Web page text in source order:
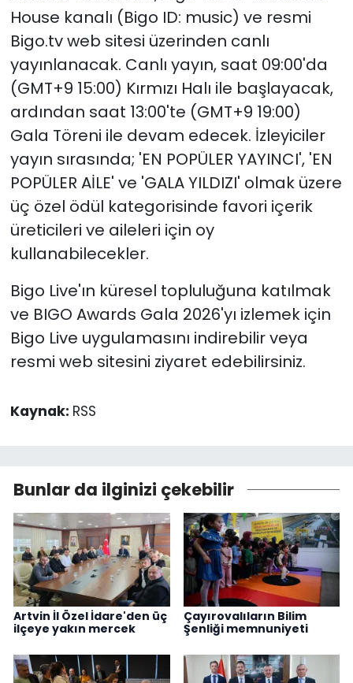
House kanalı (Bigo ID: music) ve resmi
Bigo.tv web sitesi üzerinden canlı
yayınlanacak. Canlı yayın, saat 09:00'da
(GMT+9 15:00) Kırmızı Halı ile başlayacak,
ardından saat 13:00'te (GMT+9 19:00)
Gala Töreni ile devam edecek. İzleyiciler
yayın sırasında; 'EN POPÜLER YAYINCI', 'EN
POPÜLER AİLE' ve 'GALA YILDIZI' olmak üzere
üç özel ödül kategorisinde favori içerik
üreticileri ve aileleri için oy
kullanabilecekler.
Bigo Live'ın küresel topluluğuna katılmak
ve BIGO Awards Gala 2026'yı izlemek için
Bigo Live uygulamasını indirebilir veya
resmi web sitesini ziyaret edebilirsiniz.
Kaynak: RSS
Bunlar da ilginizi çekebilir
Artvin İl Özel İdare'den üç
ilçeye yakın mercek
Çayırovalıların Bilim
Şenliği memnuniyeti